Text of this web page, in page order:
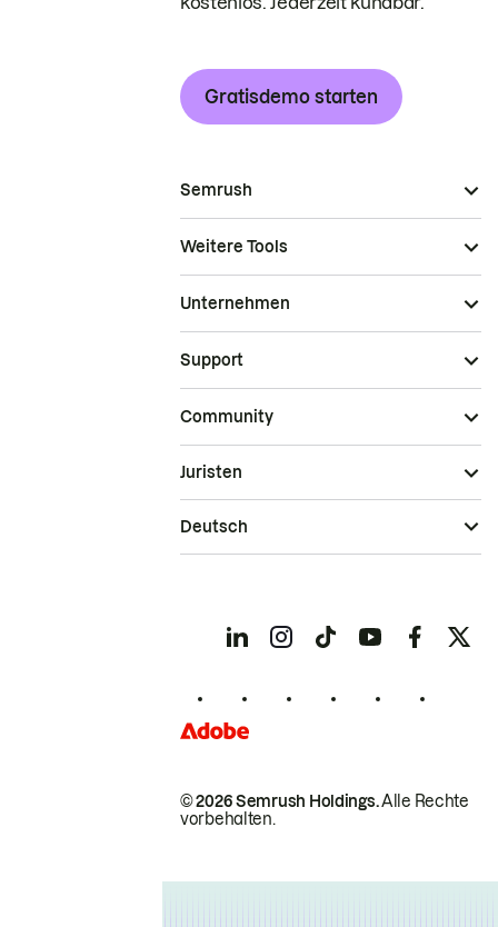
Gratisdemo starten
Semrush
Weitere Tools
Unternehmen
Support
Community
© 2026 Semrush Holdings.Alle Rechte
vorbehalten.
Juristen
Deutsch